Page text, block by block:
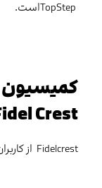
Crest
Fidelcrest از کاربران خود کارمزد اضافی دریافت نمی‌کند.